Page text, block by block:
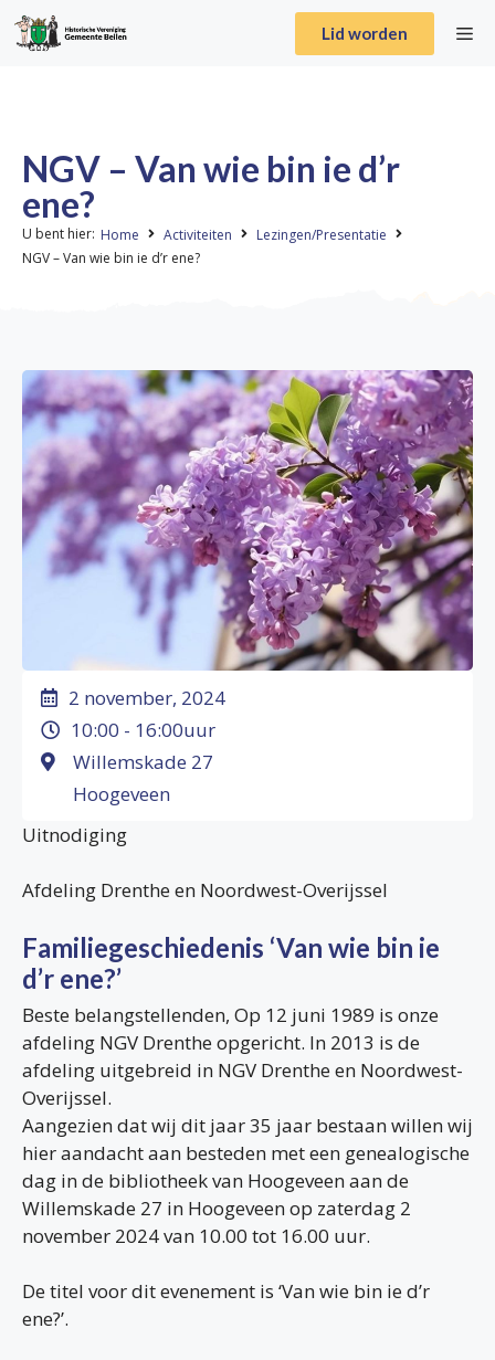
Lid worden
NGV – Van wie bin ie d’r
ene?
U bent hier: Home Activiteiten
Lezingen/Presentatie
NGV – Van wie bin ie d’r ene?
2 november, 2024
10:00 - 16:00uur
Willemskade 27
Hoogeveen
Uitnodiging
Afdeling Drenthe en Noordwest-Overijssel
Familiegeschiedenis ‘Van wie bin ie
d’r ene?’
Beste belangstellenden, Op 12 juni 1989 is onze
afdeling NGV Drenthe opgericht. In 2013 is de
afdeling uitgebreid in NGV Drenthe en Noordwest-
Overijssel.
Aangezien dat wij dit jaar 35 jaar bestaan willen wij
hier aandacht aan besteden met een genealogische
dag in de bibliotheek van Hoogeveen aan de
Willemskade 27 in Hoogeveen op zaterdag 2
november 2024 van 10.00 tot 16.00 uur.
De titel voor dit evenement is ‘Van wie bin ie d’r
ene?’.